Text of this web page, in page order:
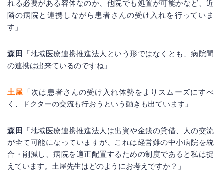
れる必要がある容体なのか、他院でも処置が可能かなど、近
隣の病院と連携しながら患者さんの受け入れを行っていま
す」
森田
「地域医療連携推進法人という形ではなくとも、病院間
の連携は出来ているのですね」
土屋 「次は患者さんの受け入れ体勢をよりスムーズにすべ
く、ドクターの交流も行おうという動きも出ています」
森田
「地域医療連携推進法人は出資や金銭の貸借、人の交流
が全て可能になっていますが、これは経営難の中小病院を統
合・削減し、病院を適正配置するための制度であると私は捉
えています。土屋先生はどのようにお考えですか？」